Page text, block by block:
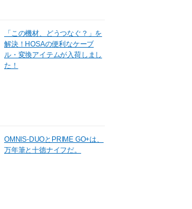
「この機材、どうつなぐ？」を
解決！HOSAの便利なケーブ
ル・変換アイテムが入荷しまし
た！
OMNIS-DUOとPRIME GO+は、
万年筆と十徳ナイフだ。